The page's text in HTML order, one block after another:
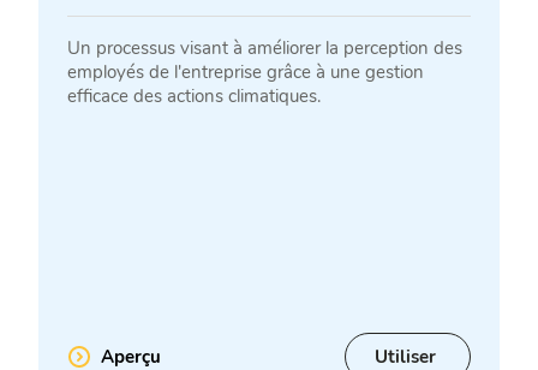
Un processus visant à améliorer la perception des
employés de l'entreprise grâce à une gestion
efficace des actions climatiques.
Aperçu Utiliser